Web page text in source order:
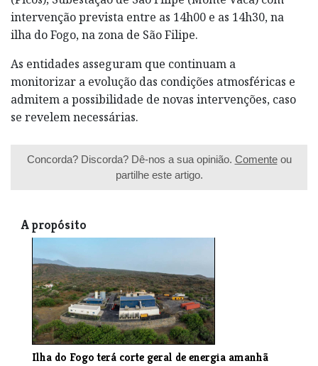
intervenção prevista entre as 14h00 e as 14h30, na
ilha do Fogo, na zona de São Filipe.
As entidades asseguram que continuam a
monitorizar a evolução das condições atmosféricas e
admitem a possibilidade de novas intervenções, caso
se revelem necessárias.
Concorda? Discorda? Dê-nos a sua opinião. Comenteou
partilhe este artigo.
A propósito
Ilha do Fogo terá corte geral de energia amanhã